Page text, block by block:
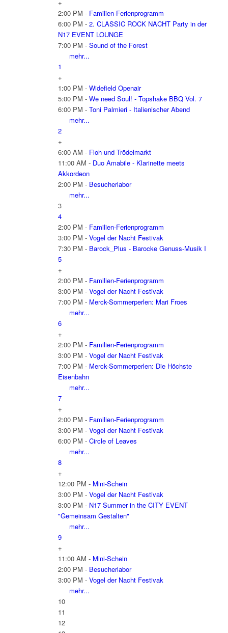
+
2:00 PM - Familien-Ferienprogramm
6:00 PM - 2. CLASSIC ROCK NACHT Party in der
N17 EVENT LOUNGE
7:00 PM - Sound of the Forest
mehr...
1
+
1:00 PM - Widefield Openair
5:00 PM - We need Soul! - Topshake BBQ Vol. 7
6:00 PM - Toni Palmieri - Italienischer Abend
mehr...
2
+
6:00 AM - Floh und Trödelmarkt
11:00 AM - Duo Amabile - Klarinette meets
Akkordeon
2:00 PM - Besucherlabor
mehr...
3
4
2:00 PM - Familien-Ferienprogramm
3:00 PM - Vogel der Nacht Festivak
7:30 PM - Barock_Plus - Barocke Genuss-Musik I
5
+
2:00 PM - Familien-Ferienprogramm
3:00 PM - Vogel der Nacht Festivak
7:00 PM - Merck-Sommerperlen: Mari Froes
mehr...
6
+
2:00 PM - Familien-Ferienprogramm
3:00 PM - Vogel der Nacht Festivak
7:00 PM - Merck-Sommerperlen: Die Höchste
Eisenbahn
mehr...
7
+
2:00 PM - Familien-Ferienprogramm
3:00 PM - Vogel der Nacht Festivak
6:00 PM - Circle of Leaves
mehr...
8
+
12:00 PM - Mini-Schein
3:00 PM - Vogel der Nacht Festivak
3:00 PM - N17 Summer in the CITY EVENT
"Gemeinsam Gestalten"
mehr...
9
+
11:00 AM - Mini-Schein
2:00 PM - Besucherlabor
3:00 PM - Vogel der Nacht Festivak
mehr...
10
11
12